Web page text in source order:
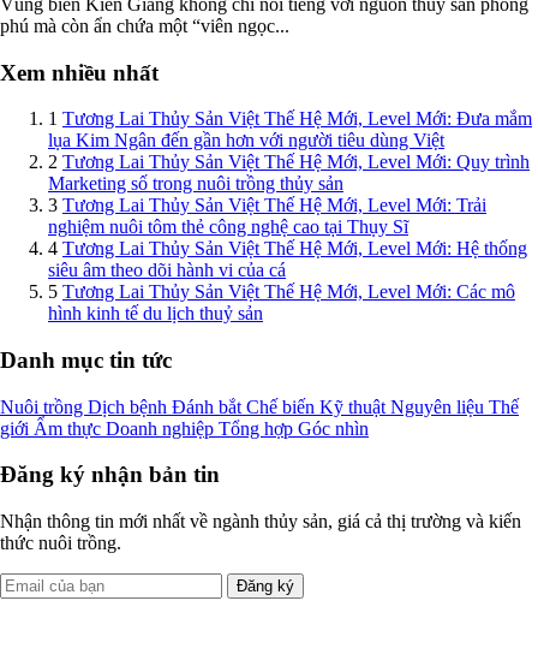
phú mà còn ẩn chứa một “viên ngọc...
Xem nhiều nhất
1 Tương Lai Thủy Sản Việt Thế Hệ Mới, Level Mới: Đưa mắm
lụa Kim Ngân đến gần hơn với người tiêu dùng Việt
2 Tương Lai Thủy Sản Việt Thế Hệ Mới, Level Mới: Quy trình
Marketing số trong nuôi trồng thủy sản
3 Tương Lai Thủy Sản Việt Thế Hệ Mới, Level Mới: Trải
nghiệm nuôi tôm thẻ công nghệ cao tại Thụy Sĩ
4 Tương Lai Thủy Sản Việt Thế Hệ Mới, Level Mới: Hệ thống
siêu âm theo dõi hành vi của cá
5 Tương Lai Thủy Sản Việt Thế Hệ Mới, Level Mới: Các mô
hình kinh tế du lịch thuỷ sản
Danh mục tin tức
Nuôi trồng Dịch bệnh Đánh bắt Chế biến Kỹ thuật Nguyên liệu Thế
giới Ẩm thực Doanh nghiệp Tổng hợp Góc nhìn
Đăng ký nhận bản tin
Nhận thông tin mới nhất về ngành thủy sản, giá cả thị trường và kiến
thức nuôi trồng.
Đăng ký